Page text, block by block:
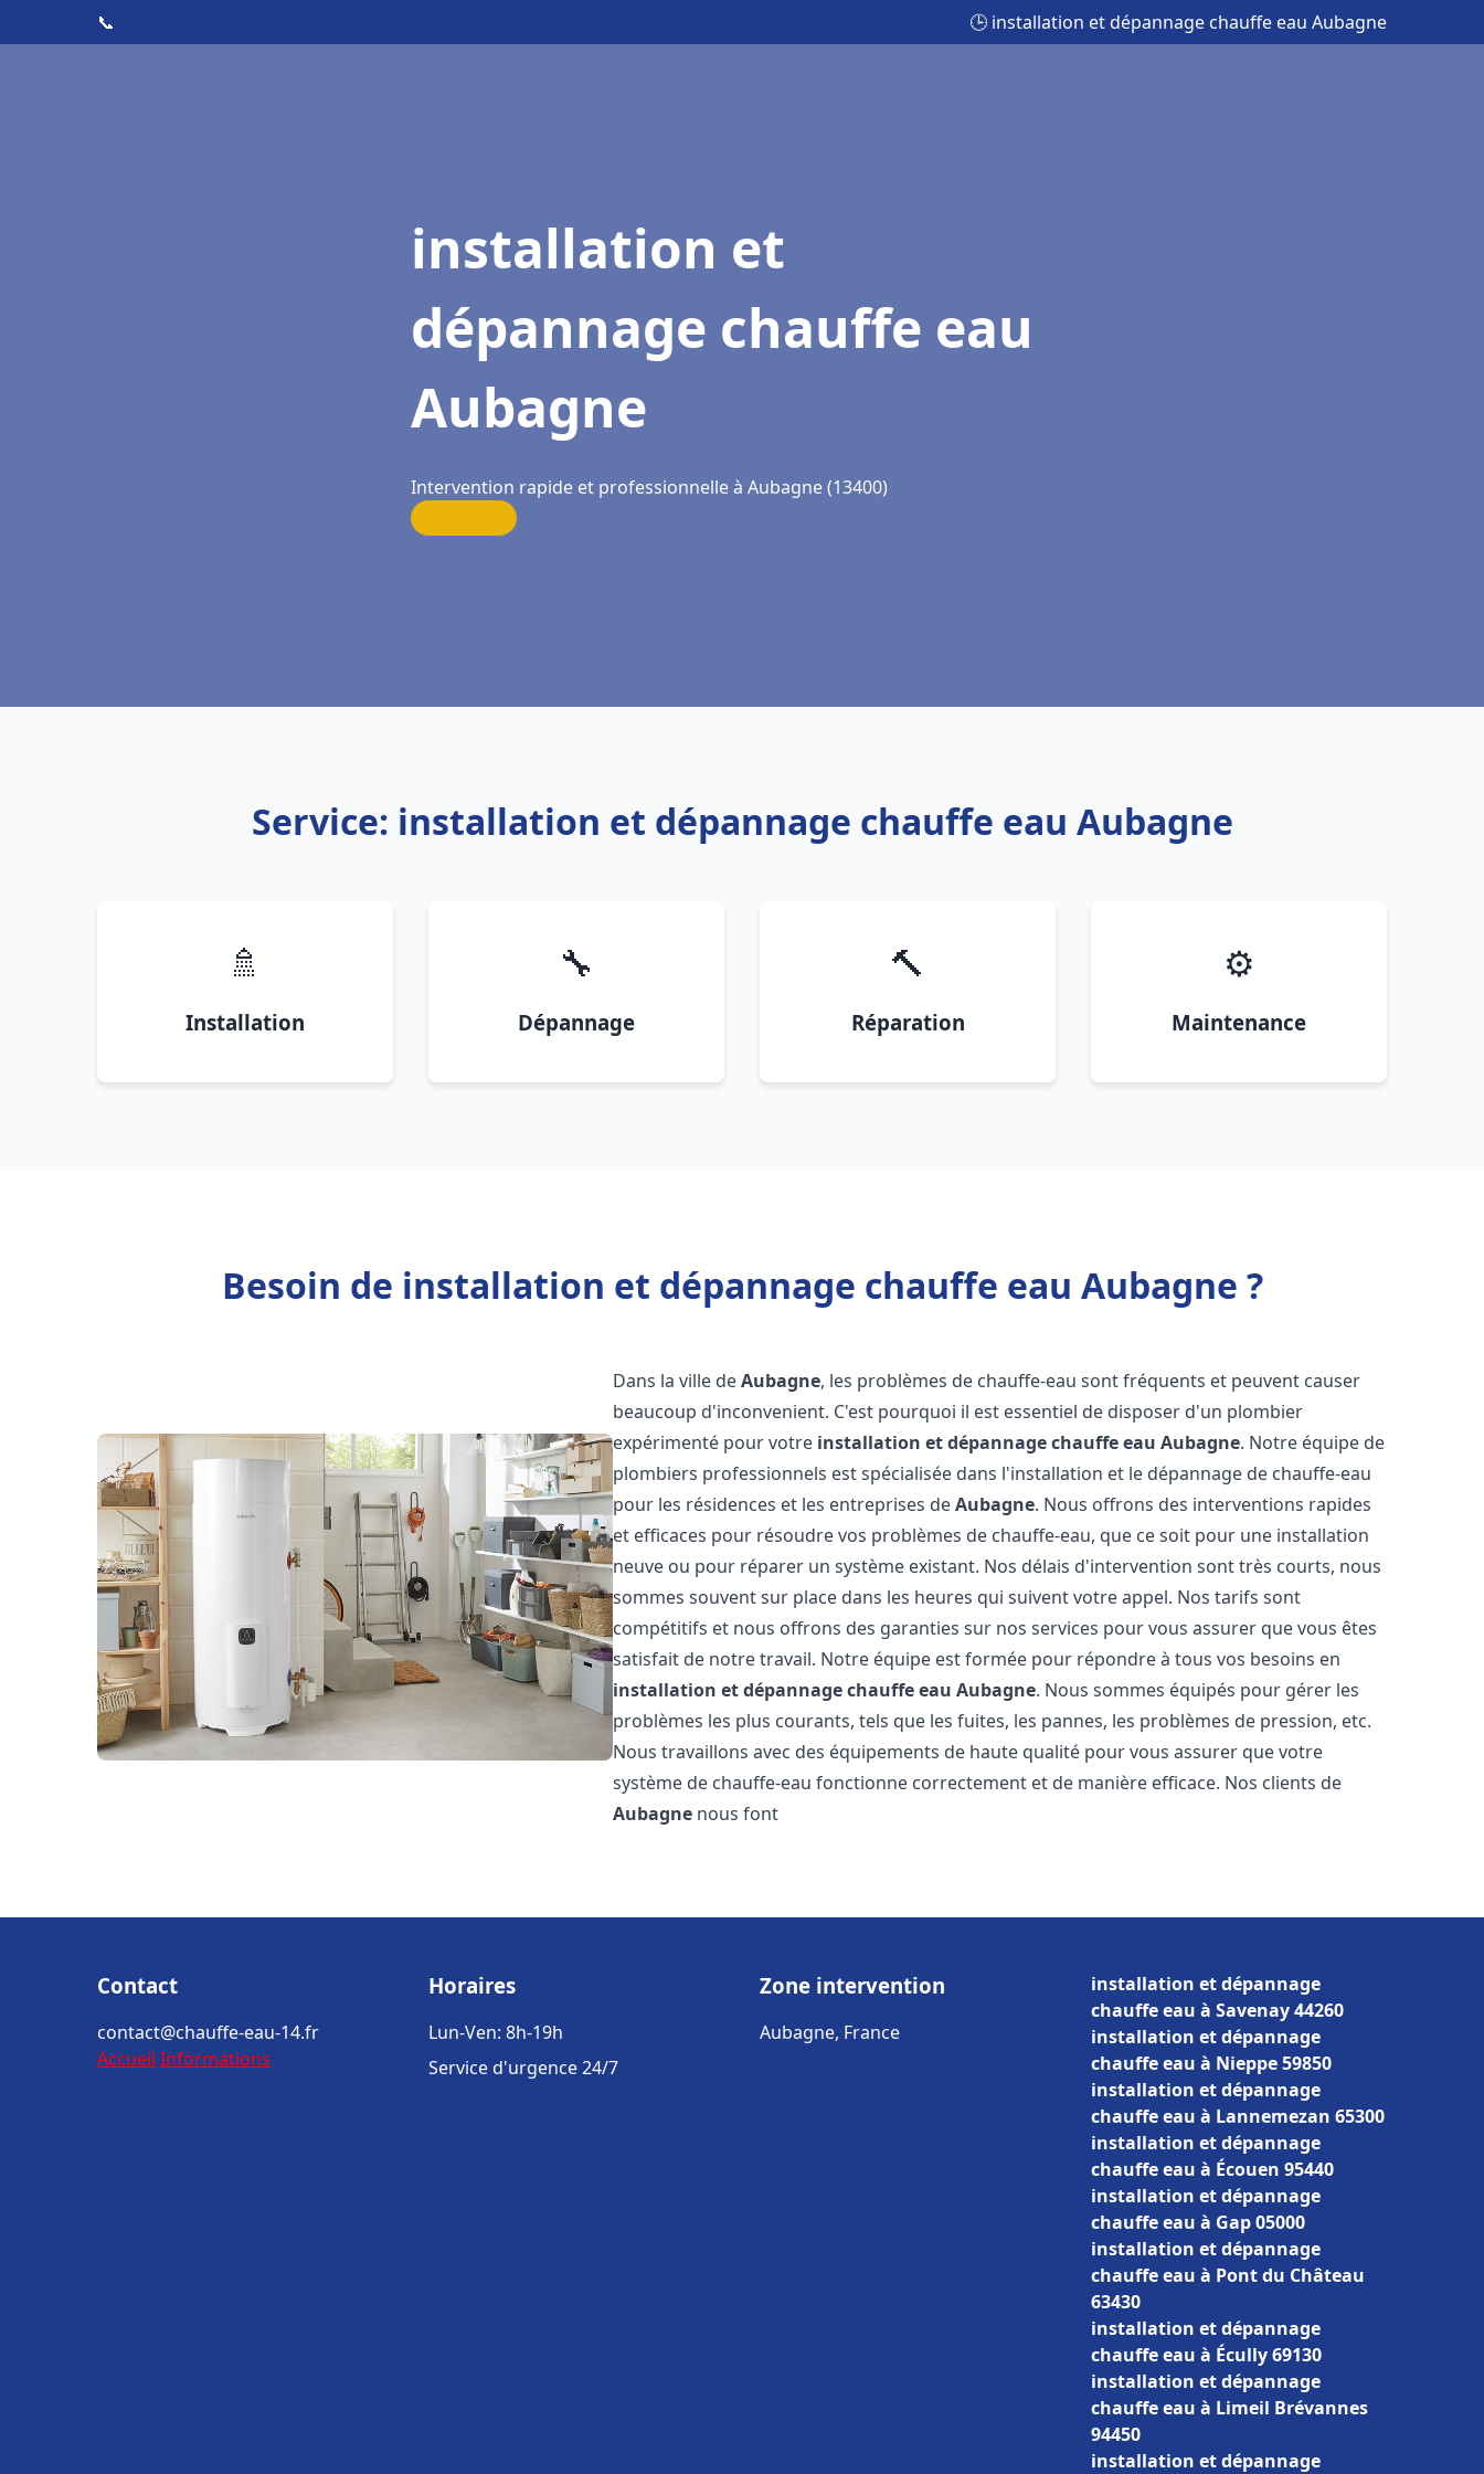
📞 🕒 installation et dépannage chauffe eau Aubagne
installation et
dépannage chauffe eau
Aubagne
Intervention rapide et professionnelle à Aubagne (13400)
Service: installation et dépannage chauffe eau Aubagne
🚿
Installation
🔧
Dépannage
🔨
Réparation
⚙️
Maintenance
Besoin de installation et dépannage chauffe eau Aubagne ?
Dans la ville deAubagne, les problèmes de chauffe-eau sont fréquents et peuvent causer
beaucoup d'inconvenient. C'est pourquoi il est essentiel de disposer d'un plombier
expérimenté pour votre installation et dépannage chauffe eau Aubagne. Notre équipe de
plombiers professionnels est spécialisée dans l'installation et le dépannage de chauffe-eau
pour les résidences et les entreprises deAubagne. Nous offrons des interventions rapides
et efficaces pour résoudre vos problèmes de chauffe-eau, que ce soit pour une installation
neuve ou pour réparer un système existant. Nos délais d'intervention sont très courts, nous
sommes souvent sur place dans les heures qui suivent votre appel. Nos tarifs sont
compétitifs et nous offrons des garanties sur nos services pour vous assurer que vous êtes
satisfait de notre travail. Notre équipe est formée pour répondre à tous vos besoins en
installation et dépannage chauffe eau Aubagne. Nous sommes équipés pour gérer les
problèmes les plus courants, tels que les fuites, les pannes, les problèmes de pression, etc.
Nous travaillons avec des équipements de haute qualité pour vous assurer que votre
système de chauffe-eau fonctionne correctement et de manière efficace. Nos clients de
Aubagne nous font
Contact
contact@chauffe-eau-14.fr
Accueil Informations
Horaires
Lun-Ven: 8h-19h
Service d'urgence 24/7
Zone intervention
Aubagne, France
installation et dépannage
chauffe eau à Savenay 44260
installation et dépannage
chauffe eau à Nieppe 59850
installation et dépannage
chauffe eau à Lannemezan 65300
installation et dépannage
chauffe eau à Écouen 95440
installation et dépannage
chauffe eau à Gap 05000
installation et dépannage
chauffe eau à Pont du Château
63430
installation et dépannage
chauffe eau à Écully 69130
installation et dépannage
chauffe eau à Limeil Brévannes
94450
installation et dépannage